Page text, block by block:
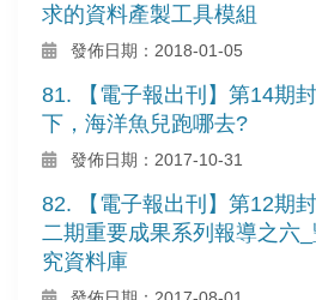
求的資料產製工具模組
發佈日期：2018-01-05
81. 【電子報出刊】第14期
下，海洋魚兒跑哪去?
發佈日期：2017-10-31
82. 【電子報出刊】第12期
二期重要成果系列報導之六
究資料庫